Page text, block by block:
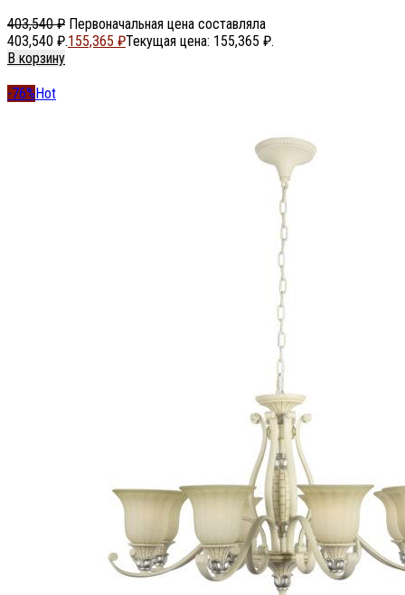
403,540₽ Первоначальная цена составляла
403,540 ₽.155,365 ₽Текущая цена: 155,365 ₽.
В корзину
-76% Hot